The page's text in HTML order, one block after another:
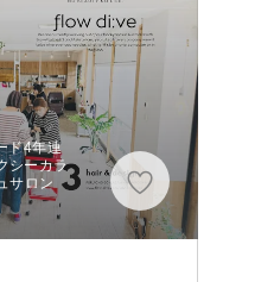
ド4年連
シーカラ
サロン